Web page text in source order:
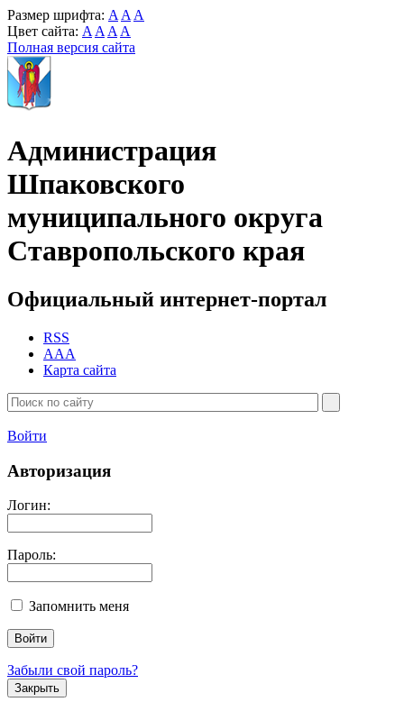
Размер шрифта: A A A
Цвет сайта: A A A A
Полная версия сайта
Администрация
Шпаковского
муниципального округа
Ставропольского края
Официальный интернет-портал
RSS
AAA
Карта сайта
Войти
Авторизация
Логин:
Пароль:
Запомнить меня
Забыли свой пароль?
Закрыть